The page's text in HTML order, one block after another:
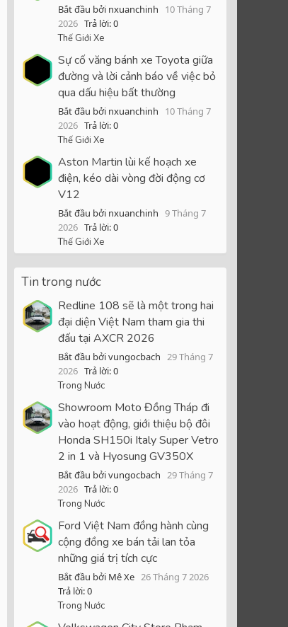
Bắt đầu bởi nxuanchinh
10 Tháng 7
2026 Trả lời: 0
Thế Giới Xe
Sự cố văng bánh xe Toyota giữa
đường và lời cảnh báo về việc bỏ
qua dấu hiệu bất thường
Bắt đầu bởi nxuanchinh
10 Tháng 7
2026 Trả lời: 0
Thế Giới Xe
Aston Martin lùi kế hoạch xe
điện, kéo dài vòng đời động cơ
V12
Bắt đầu bởi nxuanchinh 9 Tháng 7
2026 Trả lời: 0
Thế Giới Xe
Tin trong nước
Redline 108 sẽ là một trong hai
đại diện Việt Nam tham gia thi
đấu tại AXCR 2026
Bắt đầu bởi vungocbach 29 Tháng 7
2026 Trả lời: 0
Trong Nước
Showroom Moto Đồng Tháp đi
vào hoạt động, giới thiệu bộ đôi
Honda SH150i Italy Super Vetro
2 in 1 và Hyosung GV350X
Bắt đầu bởi vungocbach 29 Tháng 7
2026 Trả lời: 0
Trong Nước
Ford Việt Nam đồng hành cùng
cộng đồng xe bán tải lan tỏa
những giá trị tích cực
Bắt đầu bởi Mê Xe 26 Tháng 7 2026
Trả lời: 0
Trong Nước